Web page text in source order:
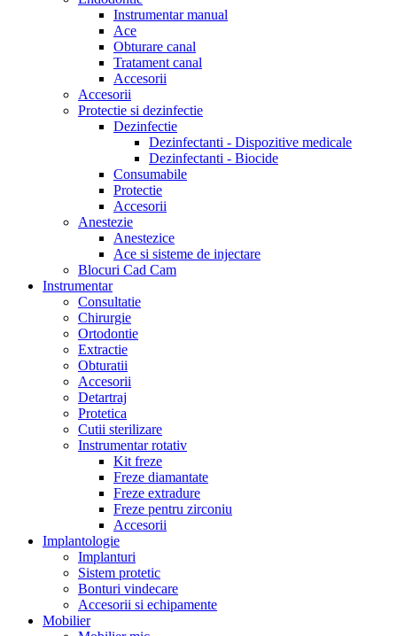
Instrumentar manual
Ace
Obturare canal
Tratament canal
Accesorii
Accesorii
Protectie si dezinfectie
Dezinfectie
Dezinfectanti - Dispozitive medicale
Dezinfectanti - Biocide
Consumabile
Protectie
Accesorii
Anestezie
Anestezice
Ace si sisteme de injectare
Blocuri Cad Cam
Instrumentar
Consultatie
Chirurgie
Ortodontie
Extractie
Obturatii
Accesorii
Detartraj
Protetica
Cutii sterilizare
Instrumentar rotativ
Kit freze
Freze diamantate
Freze extradure
Freze pentru zirconiu
Accesorii
Implantologie
Implanturi
Sistem protetic
Bonturi vindecare
Accesorii si echipamente
Mobilier